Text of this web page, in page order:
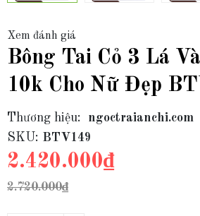
Xem đánh giá
Bông Tai Cỏ 3 Lá
10k Cho Nữ Đẹp
Thương hiệu:
ngoctraianchi.com
SKU: BTV149
2.420.000₫
2.720.000₫